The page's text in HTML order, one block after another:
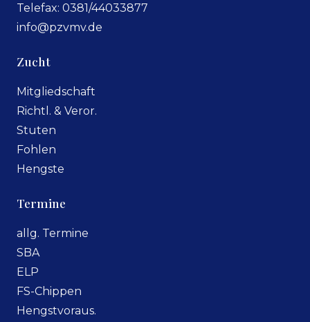
Telefax: 0381/44033877
info@pzvmv.de
Zucht
Mitgliedschaft
Richtl. & Veror.
Stuten
Fohlen
Hengste
Termine
allg. Termine
SBA
ELP
FS-Chippen
Hengstvoraus.